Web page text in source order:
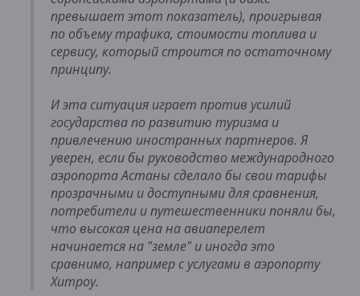
превышает этот показатель), проигрывая
по объему трафика, стоимости топлива и
сервису, который строится по остаточному
принципу.
И эта ситуация играет против усилий
государства по развитию туризма и
привлечению иностранных партнеров. Я
уверен, если бы руководство международного
аэропорта Астаны сделало бы свои тарифы
прозрачными и доступными для сравнения,
потребители и путешественники поняли бы,
что высокая цена на авиаперелет
начинается на "земле" и иногда это
сравнимо, например с услугами в аэропорту
Хитроу.